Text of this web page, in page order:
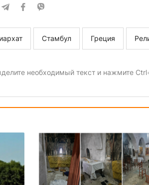
Стамбул Греция
необходимый текст и нажмите